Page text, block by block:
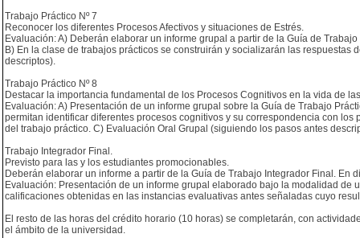
Trabajo Práctico Nº 7
Reconocer los diferentes Procesos Afectivos y situaciones de Estrés.
Evaluación: A) Deberán elaborar un informe grupal a partir de la Guía de
B) En la clase de trabajos prácticos se construirán y socializarán las
descriptos).
Trabajo Práctico Nº 8
Destacar la importancia fundamental de los Procesos Cognitivos en la vida de
Evaluación: A) Presentación de un informe grupal sobre la Guía de Trabajo
permitan identificar diferentes procesos cognitivos y su correspondencia con
del trabajo práctico. C) Evaluación Oral Grupal (siguiendo los pasos antes
Trabajo Integrador Final.
Previsto para las y los estudiantes promocionables.
Deberán elaborar un informe a partir de la Guía de Trabajo Integrador Final.
Evaluación: Presentación de un informe grupal elaborado bajo la modalidad
calificaciones obtenidas en las instancias evaluativas antes señaladas cuyo
El resto de las horas del crédito horario (10 horas) se completarán, con
el ámbito de la universidad.